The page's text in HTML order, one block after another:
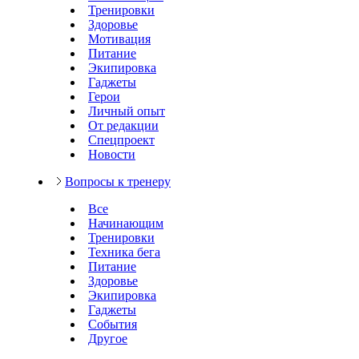
Тренировки
Здоровье
Мотивация
Питание
Экипировка
Гаджеты
Герои
Личный опыт
От редакции
Спецпроект
Новости
Вопросы к тренеру
Все
Начинающим
Тренировки
Техника бега
Питание
Здоровье
Экипировка
Гаджеты
События
Другое